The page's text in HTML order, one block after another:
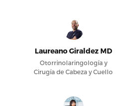
Laureano Giraldez MD
Otorrinolaringología y
Cirugía de Cabeza y Cuello